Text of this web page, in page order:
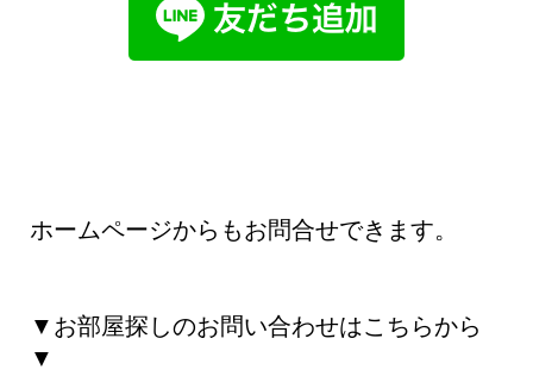
ホームページからもお問合せできます。
▼お部屋探しのお問い合わせはこちらから
▼